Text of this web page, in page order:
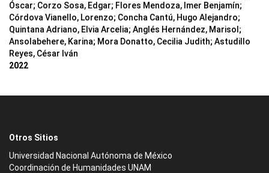
Óscar; Corzo Sosa, Edgar; Flores Mendoza, Imer Benjamín;
Córdova Vianello, Lorenzo; Concha Cantú, Hugo Alejandro;
Quintana Adriano, Elvia Arcelia; Anglés Hernández, Marisol ;
Ansolabehere, Karina; Mora Donatto, Cecilia Judith; Astudillo
Reyes, César Iván
2022
Otros Sitios
Universidad Nacional Autónoma de México
Coordinación de Humanidades UNAM